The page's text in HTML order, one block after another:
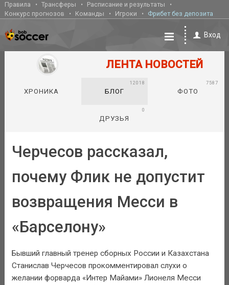
Правила Трансферы
Расписание и результаты
Конкурс прогнозов
Команды Игроки Фрибет без депозита
Вход
ЛЕНТА НОВОСТЕЙ
ХРОНИКА БЛОГ
12018
ФОТО
7587
ДРУЗЬЯ
0
Черчесов рассказал,
почему Флик не допустит
возвращения Месси в
«Барселону»
Бывший главный тренер сборных России и Казахстана
Станислав Черчесов прокомментировал слухи о
желании форварда «Интер Майами» Лионеля Месси